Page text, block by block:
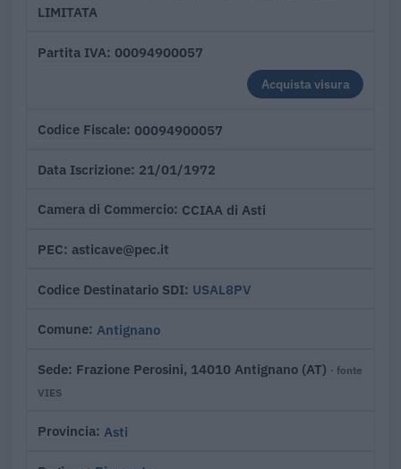
LIMITATA
Partita IVA 00094900057
Acquista visura
Codice Fiscale 00094900057
Data Iscrizione 21/01/1972
Camera di Commercio CCIAA di Asti
PEC asticave@pec.it
Codice Destinatario SDI USAL8PV
Comune Antignano
Sede Frazione Perosini, 14010 Antignano (AT) · fonte
VIES
Provincia Asti